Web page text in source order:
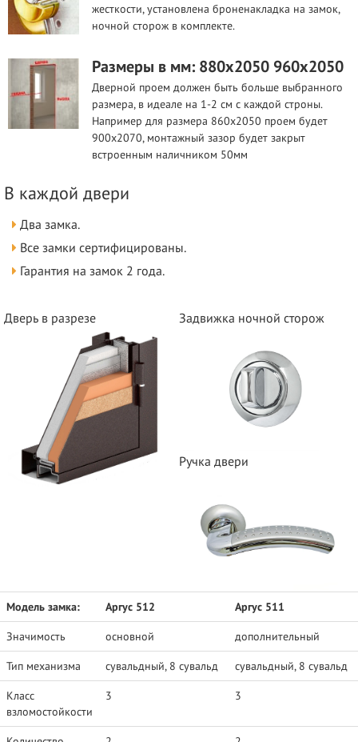
жесткости, установлена броненакладка на замок,
ночной сторож в комплекте.
Размеры в мм: 880х2050 960х2050
Дверной проем должен быть больше выбранного
размера, в идеале на 1-2 см с каждой строны.
Например для размера 860х2050 проем будет
900х2070, монтажный зазор будет закрыт
встроенным наличником 50мм
В каждой двери
Два замка.
Все замки сертифицированы.
Гарантия на замок 2 года.
Дверь в разрезе Задвижка ночной сторож
Ручка двери
Модель замка: Аргус 512 Аргус 511
Значимость основной дополнительный
Тип механизма сувальдный, 8 сувальд сувальдный, 8 сувальд
Класс
взломостойкости
3 3